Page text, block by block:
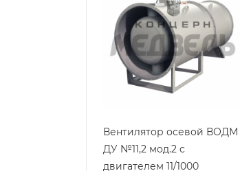
Вентилятор осевой ВОДМ
ДУ №11,2 мод.2 с
двигателем 11/1000